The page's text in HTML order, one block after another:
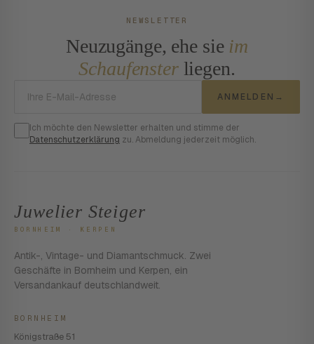
NEWSLETTER
Neuzugänge, ehe sie im
Schaufensterliegen.
ANMELDEN →
Ich möchte den Newsletter erhalten und stimme der
Datenschutzerklärung zu. Abmeldung jederzeit möglich.
Juwelier Steiger
BORNHEIM · KERPEN
Antik-, Vintage- und Diamantschmuck. Zwei
Geschäfte in Bornheim und Kerpen, ein
Versandankauf deutschlandweit.
BORNHEIM
Königstraße 51